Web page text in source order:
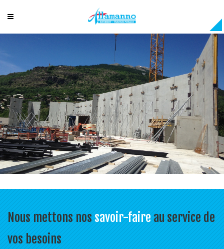
Nous mettons nossavoir-faireau service de
vos besoins